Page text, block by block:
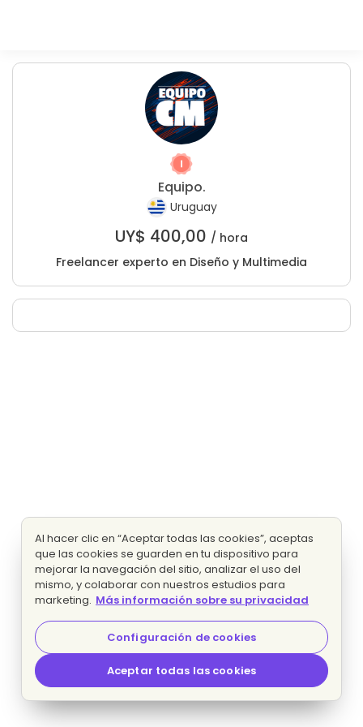
Equipo.
Uruguay
UY$ 400,00 / hora
Freelancer experto en Diseño y Multimedia
Al hacer clic en “Aceptar todas las cookies”, aceptas
que las cookies se guarden en tu dispositivo para
mejorar la navegación del sitio, analizar el uso del
mismo, y colaborar con nuestros estudios para
marketing. Más información sobre su privacidad
Configuración de cookies
Aceptar todas las cookies